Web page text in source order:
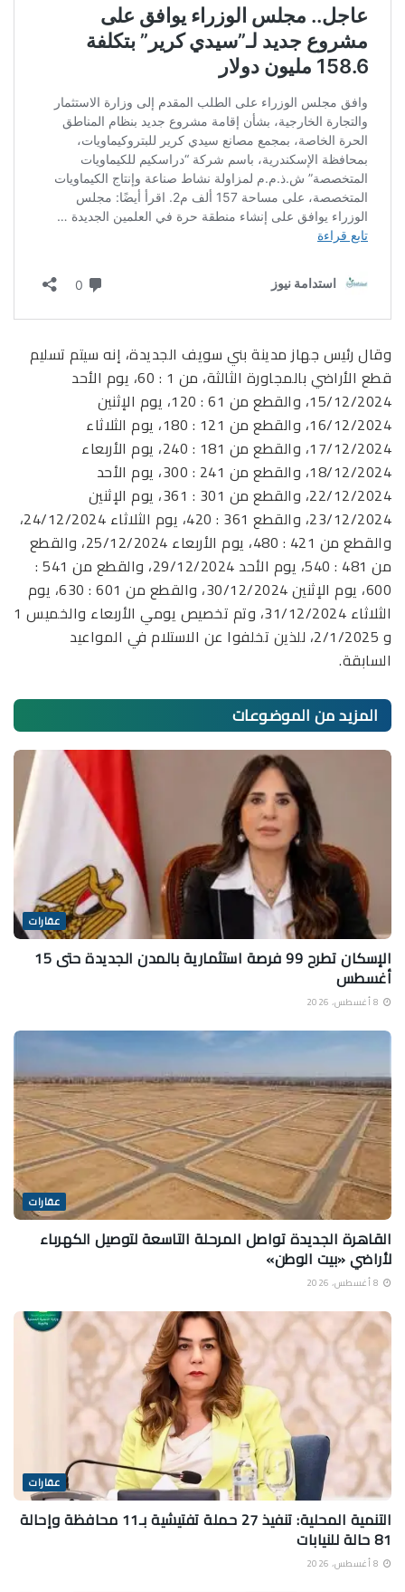
وقال رئيس جهاز مدينة بني سويف الجديدة، إنه سيتم تسليم
قطع الأراضي بالمجاورة الثالثة، من 1 : 60، يوم الأحد
15/12/2024، والقطع من 61 : 120، يوم الإثنين
16/12/2024، والقطع من 121 : 180، يوم الثلاثاء
17/12/2024، والقطع من 181 : 240، يوم الأربعاء
18/12/2024، والقطع من 241 : 300، يوم الأحد
22/12/2024، والقطع من 301 : 361، يوم الإثنين
23/12/2024، والقطع 361 : 420، يوم الثلاثاء 24/12/2024،
والقطع من 421 : 480، يوم الأربعاء 25/12/2024، والقطع
من 481 : 540، يوم الأحد 29/12/2024، والقطع من 541 :
600، يوم الإثنين 30/12/2024، والقطع من 601 : 630، يوم
الثلاثاء 31/12/2024، وتم تخصيص يومي الأربعاء والخميس 1
و 2/1/2025، للذين تخلفوا عن الاستلام في المواعيد
السابقة.
المزيد منالموضوعات
عقارات
الإسكان تطرح 99 فرصة استثمارية بالمدن الجديدة حتى 15
أغسطس
عقارات
القاهرة الجديدة تواصل المرحلة التاسعة لتوصيل الكهرباء
لأراضي «بيت الوطن»
عقارات
التنمية المحلية: تنفيذ 27 حملة تفتيشية بـ11 محافظة وإحالة
81 حالة للنيابات